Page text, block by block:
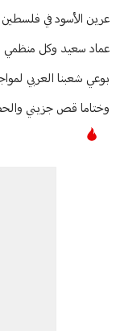
عرين الأسود في
عماد سعيد وكل منظمي
بوعي شعبنا العربي
وختاما قص جزيني